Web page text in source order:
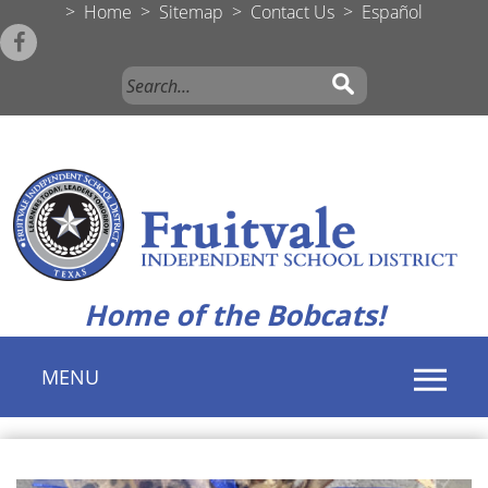
> Home > Sitemap > Contact Us > Español
Home of the Bobcats!
MENU
Use
to